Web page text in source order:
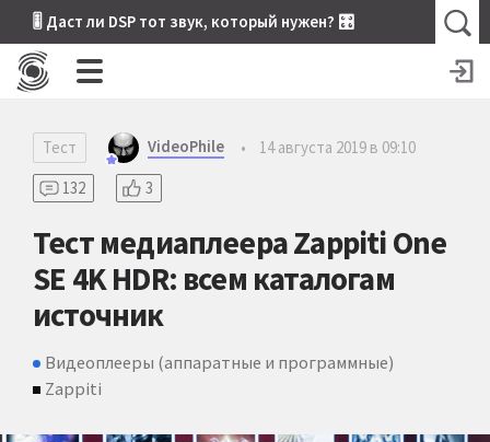
🎚 Даст ли DSP тот звук, который нужен? 🎛
Тест VideoPhile •
14 августа 2019 в 09:10
132
3
Тест медиаплеера Zappiti One
SE 4K HDR: всем каталогам
источник
Видеоплееры (аппаратные и программные)
Zappiti